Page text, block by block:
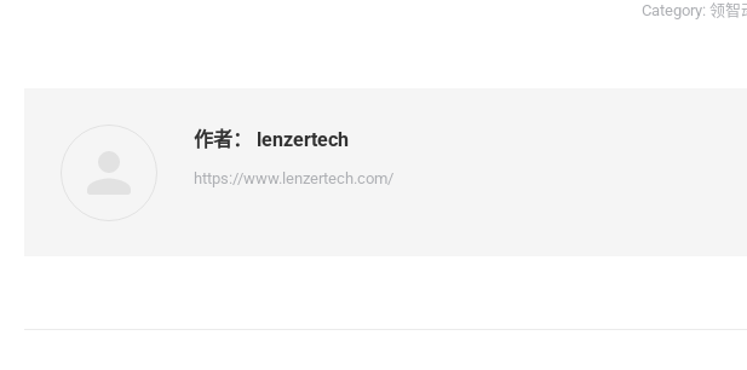
Category: 领智
作者： lenzertech
https://www.lenzertech.com/